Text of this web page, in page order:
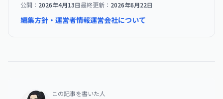
公開： 2026年4月13日最終更新： 2026年6月22日
編集方針・運営者情報運営会社について
この記事を書いた人